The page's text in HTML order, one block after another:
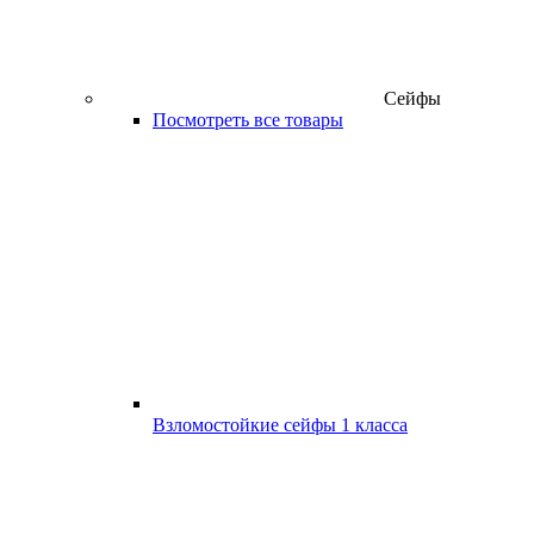
Сейфы
Посмотреть все товары
Взломостойкие сейфы 1 класса